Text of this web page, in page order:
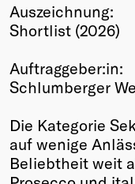
Winners
Past
Annual
Auszeichnung:
Shortlist (2026)
Auftraggeber:in:
Schlumberger
Die Kategorie
auf wenige
Beliebtheit weit